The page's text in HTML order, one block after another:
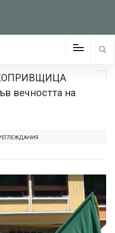
вечността на